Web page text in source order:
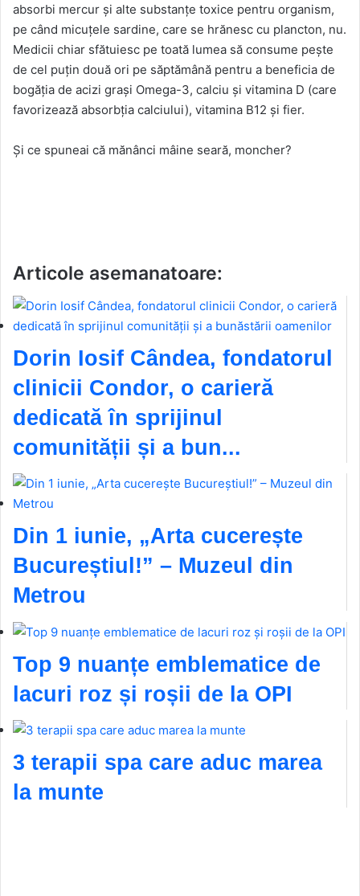
absorbi mercur și alte substanțe toxice pentru organism,
pe când micuțele sardine, care se hrănesc cu plancton, nu.
Medicii chiar sfătuiesc pe toată lumea să consume pește
de cel puțin două ori pe săptămână pentru a beneficia de
bogăția de acizi grași Omega-3, calciu și vitamina D (care
favorizează absorbția calciului), vitamina B12 și fier.
Și ce spuneai că mănânci mâine seară, moncher?
Articole asemanatoare:
Dorin Iosif Cândea, fondatorul
clinicii Condor, o carieră
dedicată în sprijinul
comunității și a bun...
Din 1 iunie, „Arta cucerește
Bucureștiul!” – Muzeul din
Metrou
Top 9 nuanțe emblematice de
lacuri roz și roșii de la OPI
3 terapii spa care aduc marea
la munte